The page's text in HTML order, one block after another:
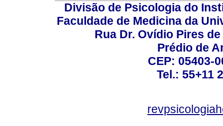
Divisão de Psicologia do
Faculdade de Medicina da
Rua Dr. Ovídio Pires
Prédio de
CEP: 05403-
Tel.: 55+11